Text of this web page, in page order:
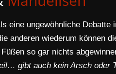
eine ungewöhnliche
anderen wiederum können
so gar nichts
gibt auch kein Arsch oder